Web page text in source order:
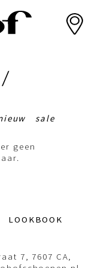
sale
geen
LOOKBOOK
7, 7607 CA,